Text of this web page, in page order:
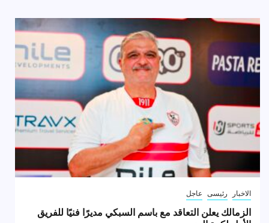
الاخبار رئيسى عاجل
الزمالك يعلن التعاقد مع باسم السبكي مديرًا فنيًا للفريق